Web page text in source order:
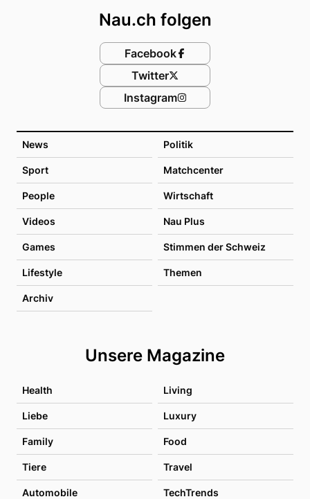
News Politik
Sport Matchcenter
People Wirtschaft
Videos Nau Plus
Games Stimmen der Schweiz
Lifestyle Themen
Archiv
Unsere Magazine
Health Living
Liebe Luxury
Family Food
Tiere Travel
Automobile TechTrends
Nau.ch folgen
Facebook
Twitter
Instagram